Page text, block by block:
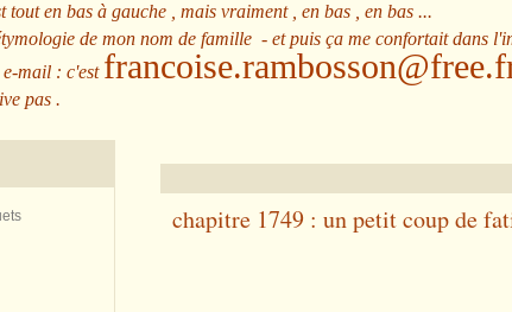
tout en bas à gauche , mais vraiment , en bas , en bas ...
de mon nom de famille - et puis ça me confortait dans
e-mail : c'est
pas .
chapitre 1749 : un petit coup de